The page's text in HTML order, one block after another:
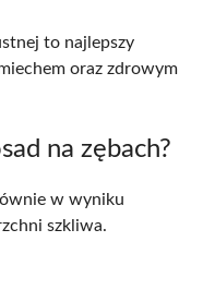
to najlepszy
oraz zdrowym
na zębach?
w wyniku
szkliwa.